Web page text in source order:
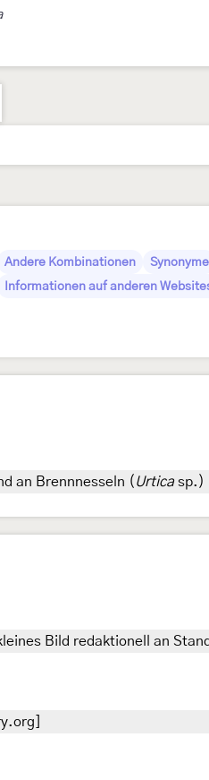
Andere Kombinationen Synonyme
Informationen auf anderen
an Brennnesseln ( Urticasp.)
Bild redaktionell an